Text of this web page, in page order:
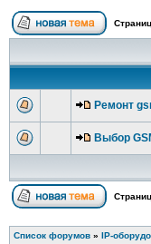
Ремонт
Выбор
Список форумов » IP-